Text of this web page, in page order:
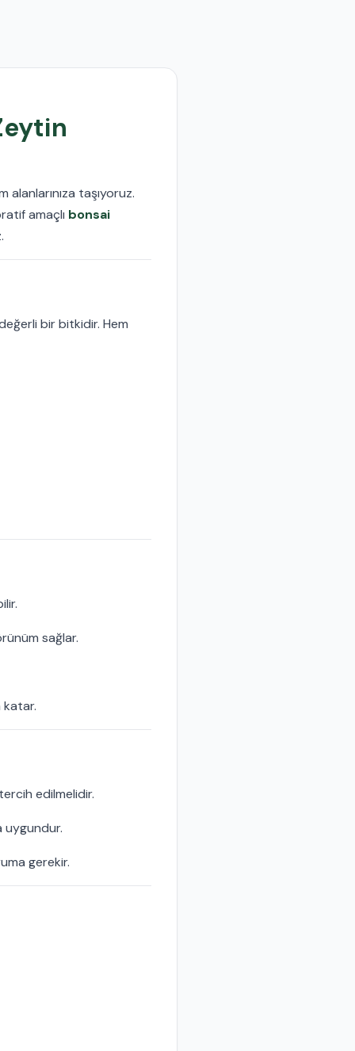
alanlarınıza taşıyoruz.
amaçlı bonsai
bir bitkidir. Hem
sağlar.
katar.
tercih edilmelidir.
uygundur.
gerekir.